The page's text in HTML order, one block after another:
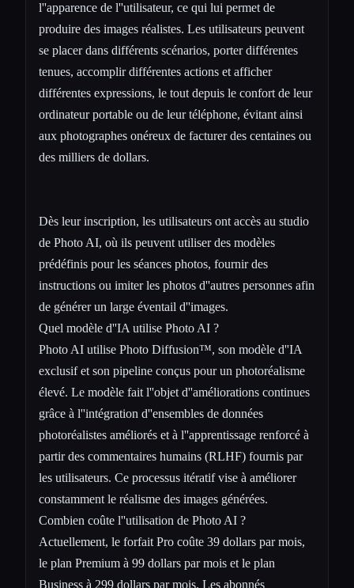
l''apparence de l''utilisateur, ce qui lui permet de
produire des images réalistes. Les utilisateurs peuvent
se placer dans différents scénarios, porter différentes
tenues, accomplir différentes actions et afficher
différentes expressions, le tout depuis le confort de leur
ordinateur portable ou de leur téléphone, évitant ainsi
aux photographes onéreux de facturer des centaines ou
des milliers de dollars.
Dès leur inscription, les utilisateurs ont accès au studio
de Photo AI, où ils peuvent utiliser des modèles
prédéfinis pour les séances photos, fournir des
instructions ou imiter les photos d''autres personnes afin
de générer un large éventail d''images.
Quel modèle d''IA utilise Photo AI ?
Photo AI utilise Photo Diffusion™, son modèle d''IA
exclusif et son pipeline conçus pour un photoréalisme
élevé. Le modèle fait l''objet d''améliorations continues
grâce à l''intégration d''ensembles de données
photoréalistes améliorés et à l''apprentissage renforcé à
partir des commentaires humains (RLHF) fournis par
les utilisateurs. Ce processus itératif vise à améliorer
constamment le réalisme des images générées.
Combien coûte l''utilisation de Photo AI ?
Actuellement, le forfait Pro coûte 39 dollars par mois,
le plan Premium à 99 dollars par mois et le plan
Business à 299 dollars par mois. Les abonnés